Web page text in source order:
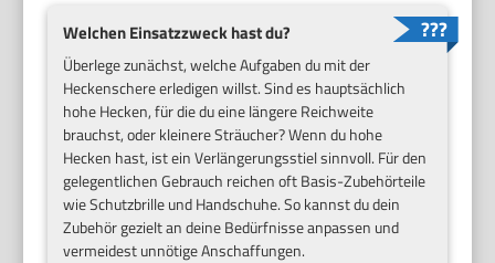
Welchen Einsatzzweck hast du?
Überlege zunächst, welche Aufgaben du mit der
Heckenschere erledigen willst. Sind es hauptsächlich
hohe Hecken, für die du eine längere Reichweite
brauchst, oder kleinere Sträucher? Wenn du hohe
Hecken hast, ist ein Verlängerungsstiel sinnvoll. Für den
gelegentlichen Gebrauch reichen oft Basis-Zubehörteile
wie Schutzbrille und Handschuhe. So kannst du dein
Zubehör gezielt an deine Bedürfnisse anpassen und
vermeidest unnötige Anschaffungen.